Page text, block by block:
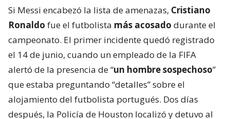
Si Messi encabezó la lista de amenazas, Cristiano
Ronaldo fue el futbolista más acosado durante el
campeonato. El primer incidente quedó registrado
el 14 de junio, cuando un empleado de la FIFA
alertó de la presencia de “un hombre sospechoso”
que estaba preguntando “detalles” sobre el
alojamiento del futbolista portugués. Dos días
después, la Policía de Houston localizó y detuvo al